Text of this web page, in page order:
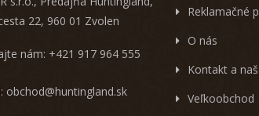
22, 960 01 Zvolen
nám: +421 917 964 555
obchod@huntingland.sk
Reklamačné
O nás
Kontakt a
Veľkoobchod